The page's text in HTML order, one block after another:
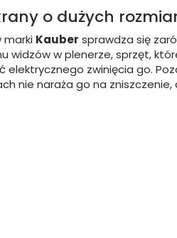
o dużych
marki Kauber sprawdza się
w plenerze, sprzęt,
elektrycznego zwinięcia go.
nie naraża go na